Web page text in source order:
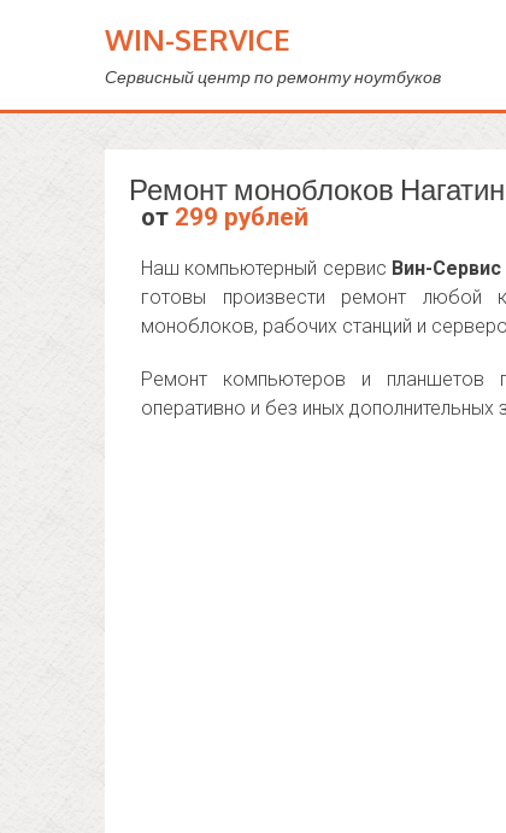
WIN-SERVICE
Сервисный центр по ремонту ноутбуков
Ремонт моноблоков
от 299 рублей
Наш компьютерный сервис Вин-Сервис
готовы произвести ремонт любой
моноблоков, рабочих станций и
Ремонт компьютеров и планшетов
оперативно и без иных дополнительных